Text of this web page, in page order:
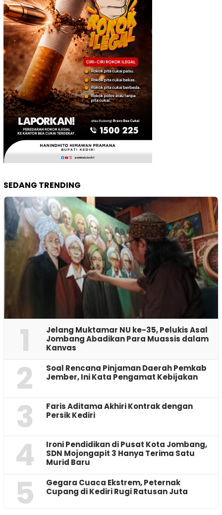
SEDANG TRENDING
1
Jelang Muktamar NU ke-35, Pelukis Asal
Jombang Abadikan Para Muassis dalam
Kanvas
2
‎Soal Rencana Pinjaman Daerah Pemkab
Jember, Ini Kata Pengamat Kebijakan ‎
3
Faris Aditama Akhiri Kontrak dengan
Persik Kediri
4
Ironi Pendidikan di Pusat Kota Jombang,
SDN Mojongapit 3 Hanya Terima Satu
Murid Baru
5
‎Gegara Cuaca Ekstrem, Peternak
Cupang di Kediri Rugi Ratusan Juta